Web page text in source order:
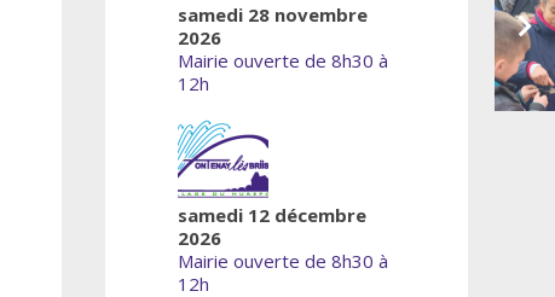
samedi 28 novembre
2026
Mairie ouverte de 8h30 à
12h
samedi 12 décembre
2026
Mairie ouverte de 8h30 à
12h